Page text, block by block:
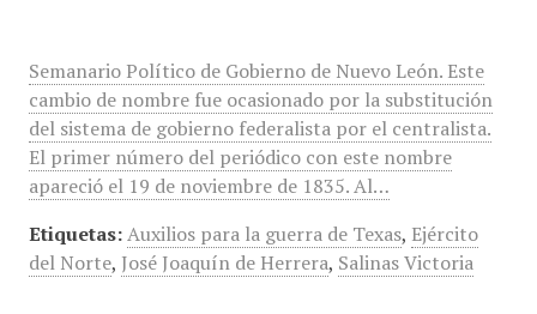
Semanario Político de Gobierno de Nuevo León. Este
cambio de nombre fue ocasionado por la substitución
del sistema de gobierno federalista por el centralista.
El primer número del periódico con este nombre
apareció el 19 de noviembre de 1835. Al…
Etiquetas: Auxilios para la guerra de Texas, Ejército
del Norte, José Joaquín de Herrera, Salinas Victoria